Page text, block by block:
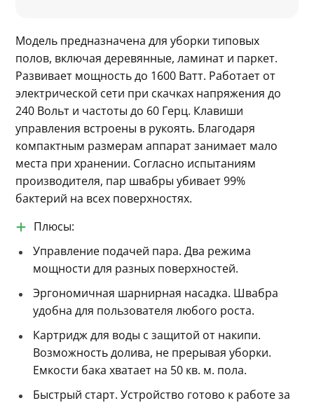
Модель предназначена для уборки типовых
полов, включая деревянные, ламинат и паркет.
Развивает мощность до 1600 Ватт. Работает от
электрической сети при скачках напряжения до
240 Вольт и частоты до 60 Герц. Клавиши
управления встроены в рукоять. Благодаря
компактным размерам аппарат занимает мало
места при хранении. Согласно испытаниям
производителя, пар швабры убивает 99%
бактерий на всех поверхностях.
Плюсы:
Управление подачей пара. Два режима
мощности для разных поверхностей.
Эргономичная шарнирная насадка. Швабра
удобна для пользователя любого роста.
Картридж для воды с защитой от накипи.
Возможность долива, не прерывая уборки.
Емкости бака хватает на 50 кв. м. пола.
Быстрый старт. Устройство готово к работе за